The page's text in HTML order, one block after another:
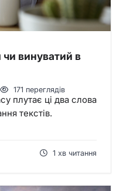
винуватий в
171 переглядів
плутає ці два слова
текстів.
1 хв читання